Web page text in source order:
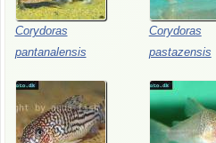
Corydoras
pantanalensis
Corydoras
pastazensis